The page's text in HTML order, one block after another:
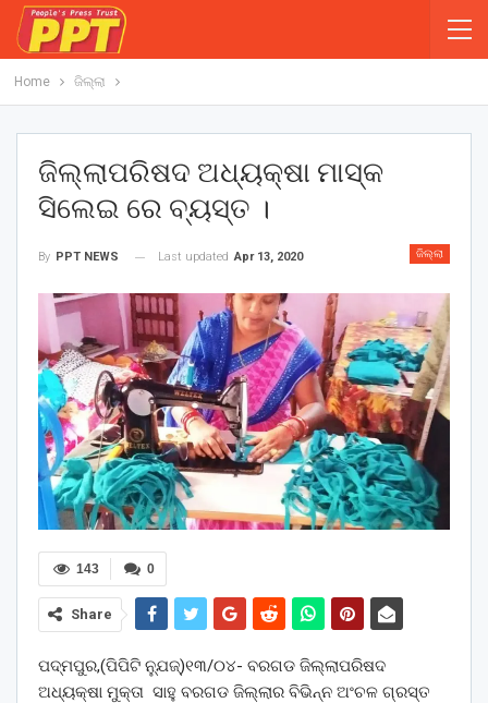
Home ଜିଲ୍ଲା
ଜିଲ୍ଲାପରିଷଦ ଅଧ୍ୟକ୍ଷା ମାସ୍କ
ସିଲେଇ ରେ ବ୍ୟସ୍ତ ।
ଜିଲ୍ଲା
By PPT NEWS Last updated Apr 13, 2020
0
143
Share
ପଦ୍ମପୁର,(ପିପିଟି ନ୍ଯୁଜ୍)୧୩/୦୪- ବରଗଡ ଜିଲ୍ଲାପରିଷଦ
ଅଧ୍ୟକ୍ଷା ମୁକ୍ତା ସାହୁ ବରଗଡ ଜିଲ୍ଲାର ବିଭିନ୍ନ ଅଂଚଳ ଗ୍ରସ୍ତ